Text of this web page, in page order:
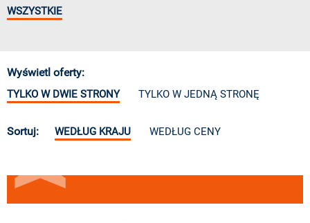
WSZYSTKIE
Wyświetl oferty:
TYLKO W DWIE STRONY TYLKO W JEDNĄ STRONĘ
Sortuj: WEDŁUG KRAJU WEDŁUG CENY